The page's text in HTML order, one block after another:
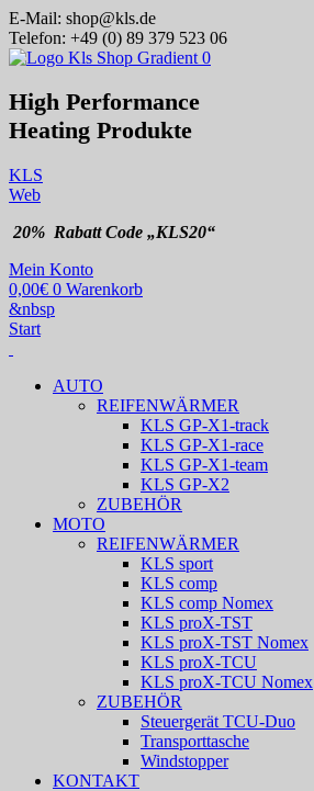
E-Mail: shop@kls.de
Telefon: +49 (0) 89 379 523 06
High Performance
Heating Produkte
KLS
Web
20% Rabatt Code „KLS20“
Mein Konto
0,00€ 0 Warenkorb
&nbsp
Start
AUTO
REIFENWÄRMER
KLS GP-X1-track
KLS GP-X1-race
KLS GP-X1-team
KLS GP-X2
ZUBEHÖR
MOTO
REIFENWÄRMER
KLS sport
KLS comp
KLS comp Nomex
KLS proX-TST
KLS proX-TST Nomex
KLS proX-TCU
KLS proX-TCU Nomex
ZUBEHÖR
Steuergerät TCU-Duo
Transporttasche
Windstopper
KONTAKT